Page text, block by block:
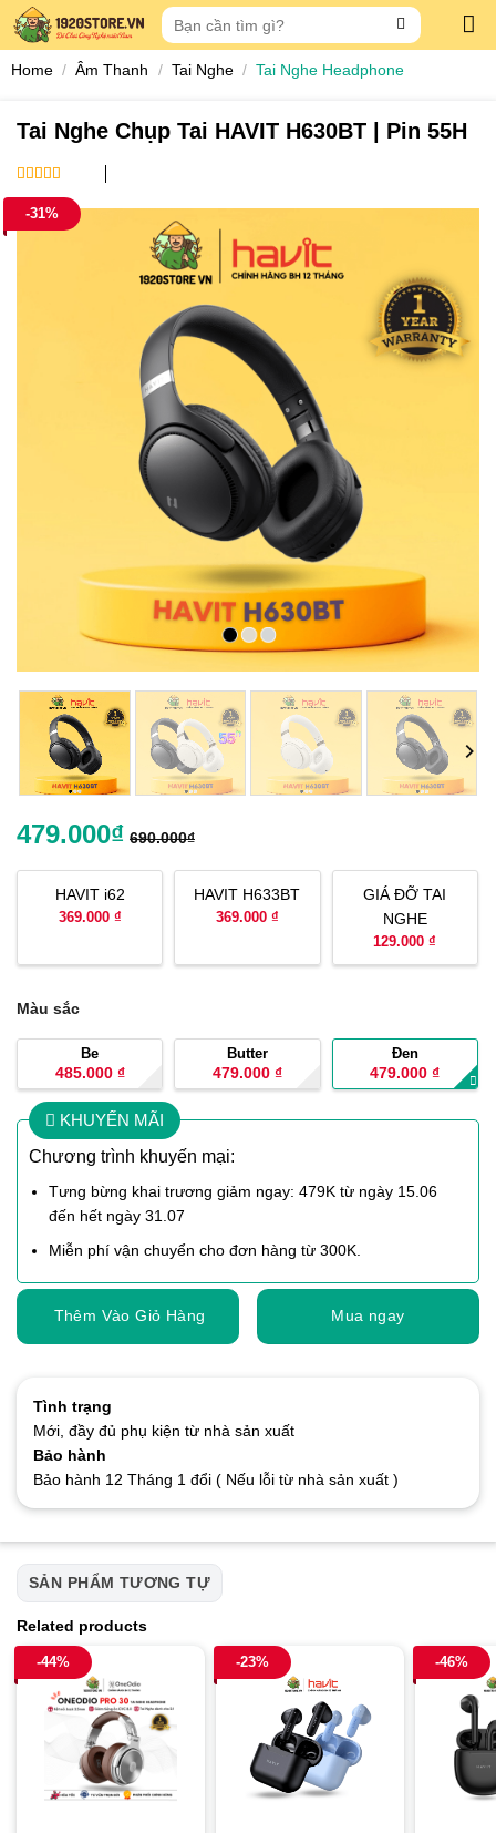
Skip
content
Search
for:
Home / Âm Thanh / Tai Nghe / Tai Nghe Headphone
Tai Nghe Chụp Tai HAVIT H630BT | Pin 55H
5out of 5
-31%
479.000₫ 690.000₫
Màu sắc
Be
485.000 ₫
Butter
479.000 ₫
Đen
479.000₫
HAVIT i62
369.000 ₫
HAVIT H633BT
369.000 ₫
GIÁ ĐỠ TAI
NGHE
129.000 ₫
KHUYẾN MÃI
Chương trình khuyến mại:
Tưng bừng khai trương giảm ngay: 479K từ ngày 15.06
đến hết ngày 31.07
Miễn phí vận chuyển cho đơn hàng từ 300K.
Thêm Vào Giỏ Hàng Mua ngay
Tình trạng
Mới, đầy đủ phụ kiện từ nhà sản xuất
Bảo hành
Bảo hành 12 Tháng 1 đổi ( Nếu lỗi từ nhà sản xuất )
SẢN PHẨM TƯƠNG TỰ
Related products
-44% -23% -46%